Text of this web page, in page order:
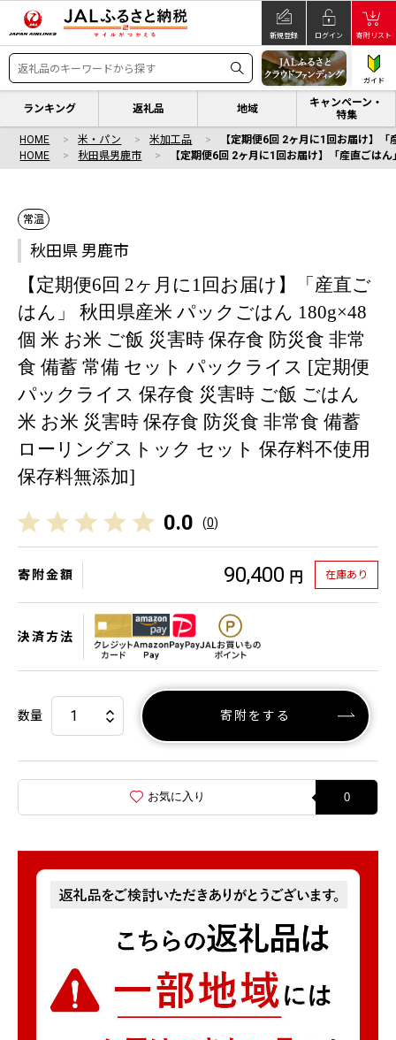
新規登録 ログイン 寄附リスト
ガイド
ランキング 返礼品 地域
キャンペーン・
特集
HOME 米・パン 米加工品
【定期便6回 2ヶ月に1回お届け】
HOME
秋田県男鹿市 【定期便6回 2ヶ月に1回お届け】「産直ごは
常温
秋田県 男鹿市
【定期便6回 2ヶ月に1回お届け】「産直ご
はん」 秋田県産米 パックごはん 180g×48
個 米 お米 ご飯 災害時 保存食 防災食 非常
食 備蓄 常備 セット パックライス [定期便
パックライス 保存食 災害時 ご飯 ごはん
米 お米 災害時 保存食 防災食 非常食 備蓄
ローリングストック セット 保存料不使用
保存料無添加]
0.0 (0)
寄附金額 90,400 円 在庫あり
決済方法
数量 寄附をする
お気に入り 0